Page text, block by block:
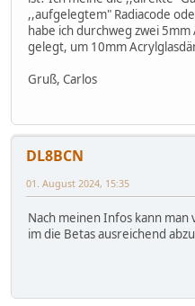
Norbert
,,aufgelegtem" Radiacode
habe ich durchweg zwei
gelegt, um 10mm
Gruß, Carlos
DL8BCN
01. August 2024, 15:35
Nach meinen Infos kann man
im die Betas ausreichend